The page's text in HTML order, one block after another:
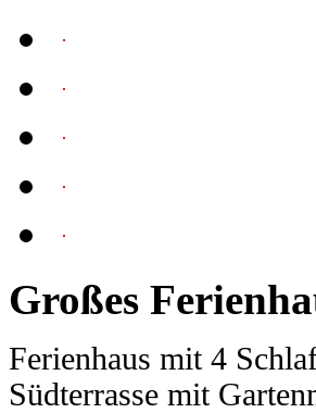
Großes
Ferienhaus mit 4
Südterrasse mit